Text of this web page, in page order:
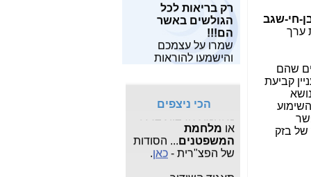
חי-שגב
ערך
שהם
קביעת
בזק
מאות מחקרים
מצוייםכאן.
מחפש תוכנות
חופשיות? תוכל
לצילום ותמונות, הכל
בחינם.
מעוניין לבנות ולתפעל
אתר אישי או עסקי
הגולשים באשר
הם!!!
שמרו על עצמכם
והישמעו להוראות
פיקוד העורף!!
הכי ניצפים
שלו?-כאן
פרשת "
הסודי ": עדכונים
שוטפים על פרשת
צא"פ -כאן.
מלחמת חרבות ברזל
או מלחמת
המשפטנים
של הפצ"רית - כאן.